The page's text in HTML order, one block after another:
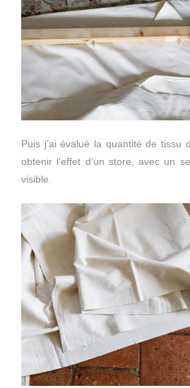
Puis j’ai évalué la quantité de tissu
obtenir l’effet d’un store, avec un
visible.